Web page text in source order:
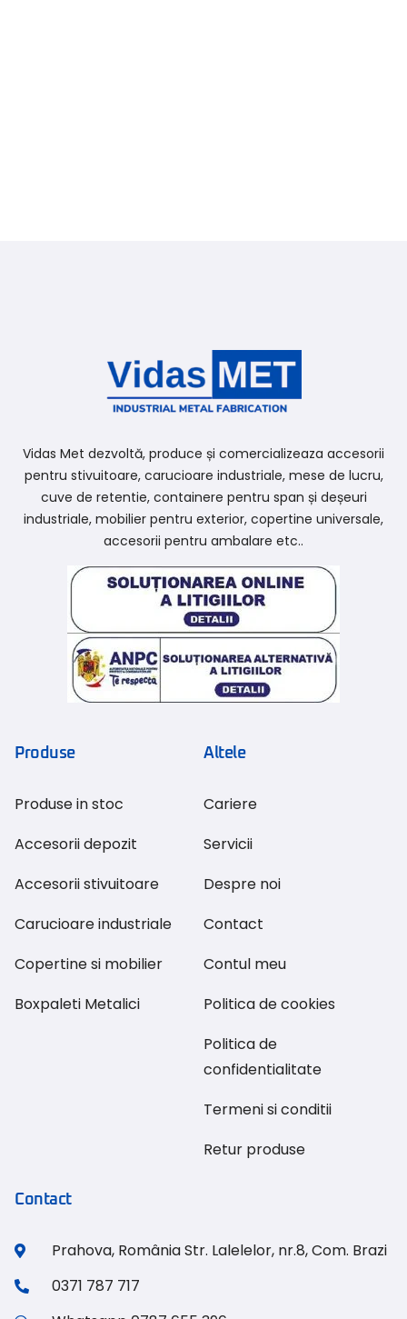
Vidas Met dezvoltă, produce și comercializeaza accesorii
pentru stivuitoare, carucioare industriale, mese de lucru,
cuve de retentie, containere pentru span și deșeuri
industriale, mobilier pentru exterior, copertine universale,
accesorii pentru ambalare etc..
Produse
Produse in stoc
Accesorii depozit
Accesorii stivuitoare
Carucioare industriale
Copertine si mobilier
Boxpaleti Metalici
Altele
Cariere
Servicii
Despre noi
Contact
Contul meu
Politica de cookies
Politica de
confidentialitate
Termeni si conditii
Retur produse
Contact
Prahova, România Str. Lalelelor, nr.8, Com. Brazi
0371 787 717